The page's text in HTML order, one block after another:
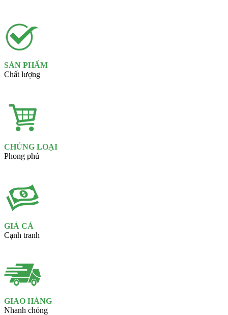
SẢN PHẨM
Chất lượng
CHỦNG LOẠI
Phong phú
GIÁ CẢ
Cạnh tranh
GIAO HÀNG
Nhanh chóng